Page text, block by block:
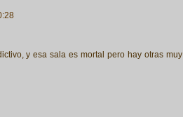
y esa sala es mortal pero hay otras muy